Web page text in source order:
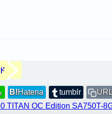
B!Hatena tumblr
TITAN OC Edition SA750T-